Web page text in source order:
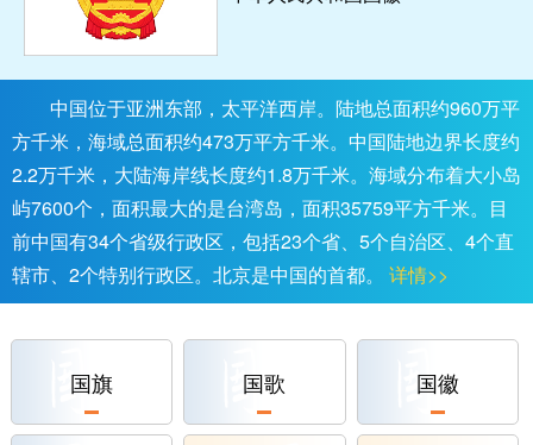
中国位于亚洲东部，太平洋西岸。陆地总面积约960万平
方千米，海域总面积约473万平方千米。中国陆地边界长度约
2.2万千米，大陆海岸线长度约1.8万千米。海域分布着大小岛
屿7600个，面积最大的是台湾岛，面积35759平方千米。目
前中国有34个省级行政区，包括23个省、5个自治区、4个直
辖市、2个特别行政区。北京是中国的首都。 详情>>
国旗 国歌 国徽